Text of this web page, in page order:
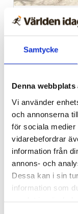
Samtycke
Denna
Vi använder
och annonserna
för sociala
vidarebefordrar
information från
annons- och
Dessa kan i sin
information som
Alingsås
Dags
Israels
Vardag